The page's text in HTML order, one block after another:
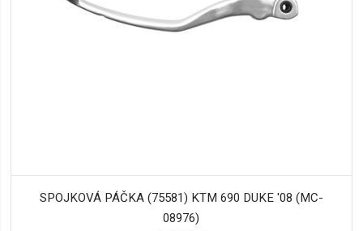
SPOJKOVÁ PÁČKA (75581) KTM 690 DUKE '08 (MC-
08976)